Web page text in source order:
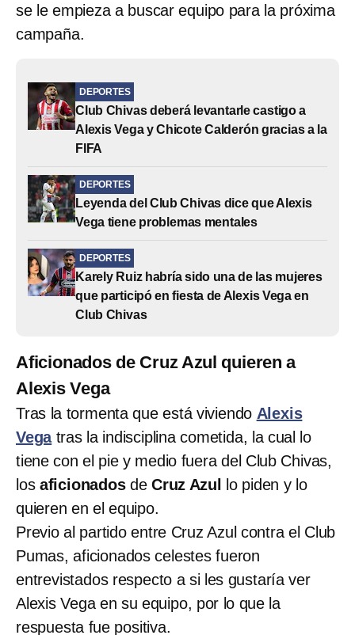
se le empieza a buscar equipo para la próxima
campaña.
DEPORTES
Club Chivas deberá levantarle castigo a
Alexis Vega y Chicote Calderón gracias a la
FIFA
DEPORTES
Leyenda del Club Chivas dice que Alexis
Vega tiene problemas mentales
DEPORTES
Karely Ruiz habría sido una de las mujeres
que participó en fiesta de Alexis Vega en
Club Chivas
Aficionados de Cruz Azul quieren a
Alexis Vega
Tras la tormenta que está viviendo Alexis
Vegatras la indisciplina cometida, la cual lo
tiene con el pie y medio fuera del Club Chivas,
los aficionadosdeCruz Azul
lo piden y lo
quieren en el equipo.
Previo al partido entre Cruz Azul contra el Club
Pumas, aficionados celestes fueron
entrevistados respecto a si les gustaría ver
Alexis Vega en su equipo, por lo que la
respuesta fue positiva.